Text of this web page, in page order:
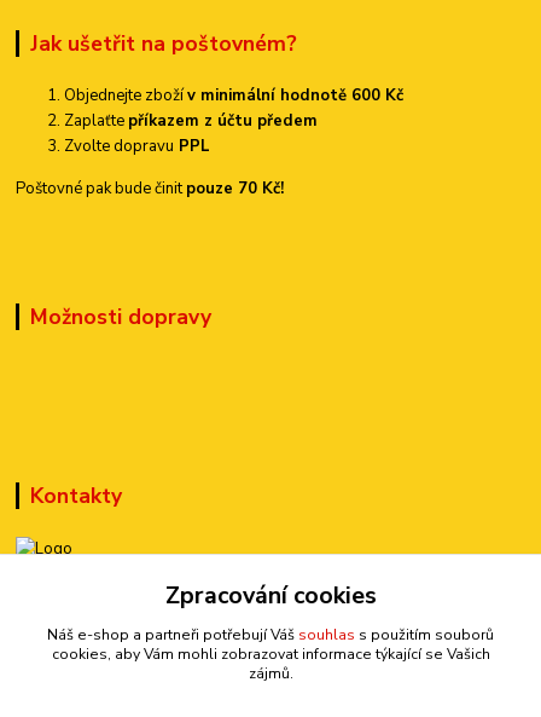
Jak ušetřit na poštovném?
Objednejte zbožív minimální hodnotě 600 Kč
Zaplaťte příkazem z účtu předem
Zvolte dopravu PPL
Poštovné pak bude činitpouze 70 Kč!
Možnosti dopravy
Kontakty
+420 777 899 301
sedmi@kraska1.cz
Zpracování cookies
Náš e-shop a partneři potřebují Váš souhlas s použitím souborů
cookies, aby Vám mohli zobrazovat informace týkající se Vašich
zájmů.